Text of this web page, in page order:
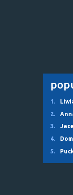
1.
2.
3.
4.
5.